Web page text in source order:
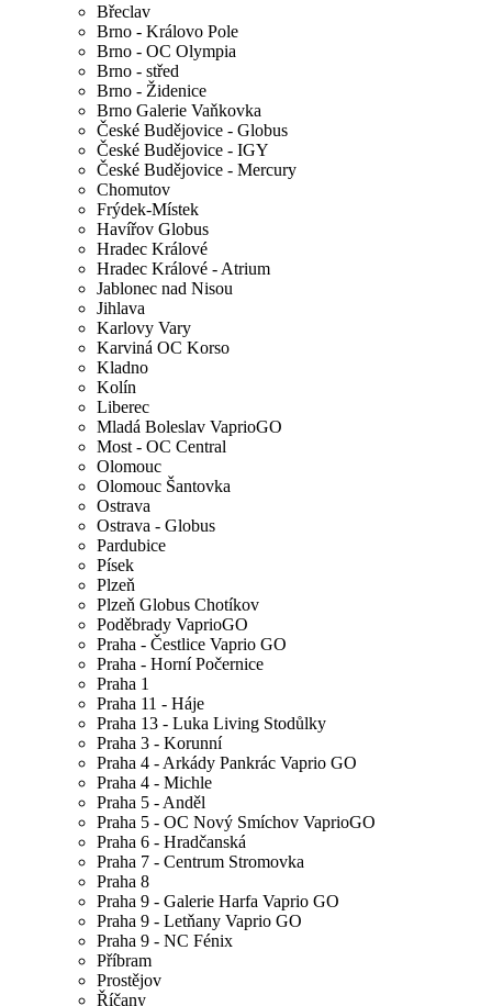
Břeclav
Brno - Královo Pole
Brno - OC Olympia
Brno - střed
Brno - Židenice
Brno Galerie Vaňkovka
České Budějovice - Globus
České Budějovice - IGY
České Budějovice - Mercury
Chomutov
Frýdek-Místek
Havířov Globus
Hradec Králové
Hradec Králové - Atrium
Jablonec nad Nisou
Jihlava
Karlovy Vary
Karviná OC Korso
Kladno
Kolín
Liberec
Mladá Boleslav VaprioGO
Most - OC Central
Olomouc
Olomouc Šantovka
Ostrava
Ostrava - Globus
Pardubice
Písek
Plzeň
Plzeň Globus Chotíkov
Poděbrady VaprioGO
Praha - Čestlice Vaprio GO
Praha - Horní Počernice
Praha 1
Praha 11 - Háje
Praha 13 - Luka Living Stodůlky
Praha 3 - Korunní
Praha 4 - Arkády Pankrác Vaprio GO
Praha 4 - Michle
Praha 5 - Anděl
Praha 5 - OC Nový Smíchov VaprioGO
Praha 6 - Hradčanská
Praha 7 - Centrum Stromovka
Praha 8
Praha 9 - Galerie Harfa Vaprio GO
Praha 9 - Letňany Vaprio GO
Praha 9 - NC Fénix
Příbram
Prostějov
Říčany